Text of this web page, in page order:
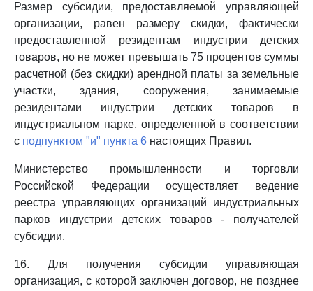
Размер субсидии, предоставляемой управляющей
организации, равен размеру скидки, фактически
предоставленной резидентам индустрии детских
товаров, но не может превышать 75 процентов суммы
расчетной (без скидки) арендной платы за земельные
участки, здания, сооружения, занимаемые
резидентами индустрии детских товаров в
индустриальном парке, определенной в соответствии
с подпунктом "и" пункта 6 настоящих Правил.
Министерство промышленности и торговли
Российской Федерации осуществляет ведение
реестра управляющих организаций индустриальных
парков индустрии детских товаров - получателей
субсидии.
16. Для получения субсидии управляющая
организация, с которой заключен договор, не позднее